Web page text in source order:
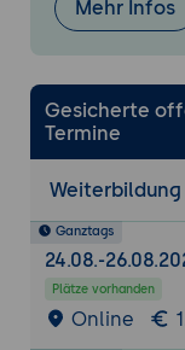
Überblick
(z.B.
Best
moderner
Fallstudien
Mehr Infos
Gesicherte
Termine
Ganztags
24.08.-
Plätze vorhanden
Online